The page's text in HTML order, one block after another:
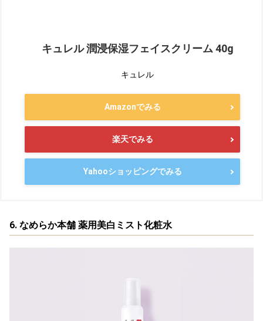
キュレル 潤浸保湿フェイスクリーム 40g
キュレル
Amazonでみる
楽天でみる
Yahooショッピングでみる
6. なめらか本舗 薬用美白ミスト化粧水